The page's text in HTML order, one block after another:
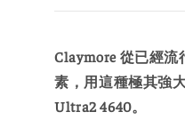
Claymore 從已經流
素，用這種極其強
Ultra2 4640。